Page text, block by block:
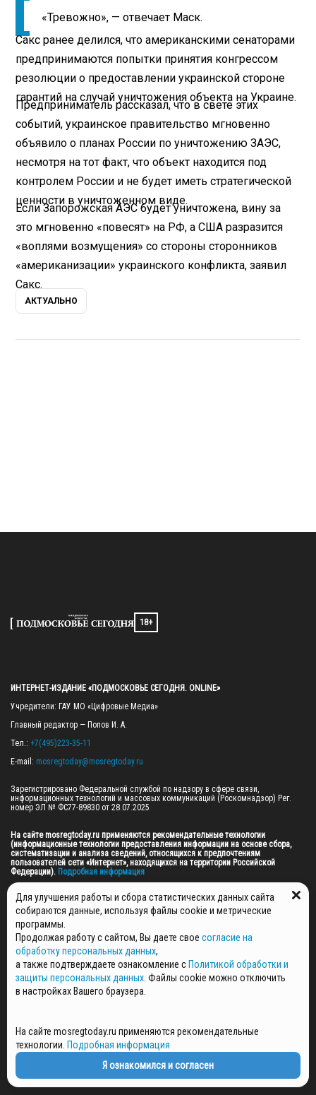
«Тревожно», — отвечает Маск.
Сакс ранее делился, что американскими сенаторами
предпринимаются попытки принятия конгрессом
резолюции о предоставлении украинской стороне
гарантий на случай уничтожения объекта на Украине.
Предприниматель рассказал, что в свете этих
событий, украинское правительство мгновенно
объявило о планах России по уничтожению ЗАЭС,
несмотря на тот факт, что объект находится под
контролем России и не будет иметь стратегической
ценности в уничтоженном виде.
Если Запорожская АЭС будет уничтожена, вину за
это мгновенно «повесят» на РФ, а США разразится
«воплями возмущения» со стороны сторонников
«американизации» украинского конфликта, заявил
Сакс.
АКТУАЛЬНО
18+
ИНТЕРНЕТ-ИЗДАНИЕ «ПОДМОСКОВЬЕ СЕГОДНЯ. ONLINE»
Учредители: ГАУ МО «Цифровые Медиа»
Главный редактор — Попов И. А.
Тел.: +7(495)223-35-11
E-mail: mosregtoday@mosregtoday.ru
Зарегистрировано Федеральной службой по надзору в сфере связи,
информационных технологий и массовых коммуникаций (Роскомнадзор) Рег.
номер ЭЛ № ФС77-89830 от 28.07.2025
На сайте mosregtoday.ru применяются рекомендательные технологии
(информационные технологии предоставления информации на основе сбора,
систематизации и анализа сведений, относящихся к предпочтениям
пользователей сети «Интернет», находящихся на территории Российской
Федерации). Подробная информация
© 2026 ПРАВА НА ВСЕ МАТЕРИАЛЫ САЙТА ПРИНАДЛЕЖАТ ГАУ МО "ЦИФРОВЫЕ
МЕДИА" (ОГРН: 1255000059467).
ПОЛИТИКА ОБРАБОТКИ И ЗАЩИТЫ ПЕРСОНАЛЬНЫХ ДАННЫХ
НОВОСТИ
ГАЗЕТЫ
РЕКЛАМОДАТЕЛЯМ
СПЕЦПРОЕКТЫ
СТАТЬИ
ПОЛИТИКА КОНФИДЕНЦИАЛЬНОСТИ
Для улучшения работы и сбора статистических данных сайта
собираются данные, используя файлы cookie и метрические
программы.
Продолжая работу с сайтом, Вы даете свое согласие на
обработку персональных данных,
а также подтверждаете ознакомление с Политикой обработки и
защиты персональных данных . Файлы cookie можно отключить
в настройках Вашего браузера.
На сайте mosregtoday.ru применяются рекомендательные
технологии. Подробная информация
Я ознакомился и согласен